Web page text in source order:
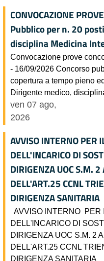
CONVOCAZIONE
Pubblico per n. 20
disciplina Medicina
Convocazione prove
- 16/09/2026 Concorso
copertura a tempo pieno
Dirigente medico,
ven 07 ago,
2026
AVVISO INTERNO PER
DELL'INCARICO DI
DIRIGENZA UOC S.M. 2
DELL'ART.25 CCNL
DIRIGENZA SANITARIA
AVVISO INTERNO PER
DELL'INCARICO DI
DIRIGENZA UOC S.M. 2
DELL'ART.25 CCNL
DIRIGENZA SANITARIA